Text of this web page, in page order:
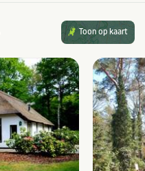
Toon op kaart